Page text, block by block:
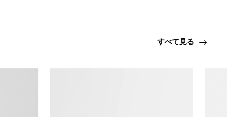
すべて見る